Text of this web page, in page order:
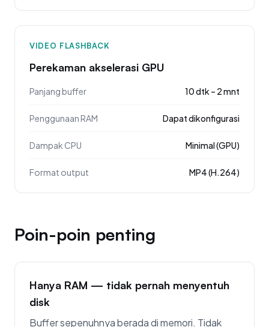
VIDEO FLASHBACK
Perekaman akselerasi GPU
Panjang buffer 10 dtk – 2 mnt
Penggunaan RAM Dapat dikonfigurasi
Dampak CPU Minimal (GPU)
Format output MP4 (H.264)
Poin-poin penting
Hanya RAM — tidak pernah menyentuh
disk
Buffer sepenuhnya berada di memori. Tidak